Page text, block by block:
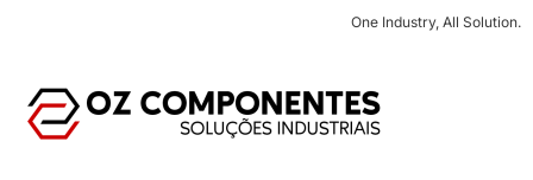
One Industry, All Solution.